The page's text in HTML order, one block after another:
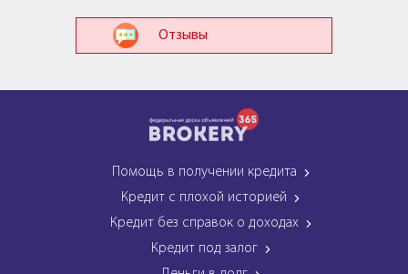
Отзывы
Помощь в получении кредита
Кредит с плохой историей
Кредит без справок о доходах
Кредит под залог